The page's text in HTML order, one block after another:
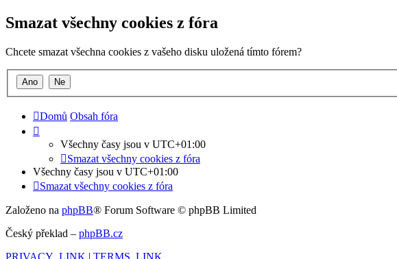
Smazat všechny cookies z fóra
Chcete smazat všechna cookies z vašeho disku uložená tímto fórem?
Domů Obsah fóra
Všechny časy jsou v UTC+01:00
Smazat všechny cookies z fóra
Všechny časy jsou v UTC+01:00
Smazat všechny cookies z fóra
Založeno na phpBB® Forum Software © phpBB Limited
Český překlad – phpBB.cz
PRIVACY_LINK | TERMS_LINK